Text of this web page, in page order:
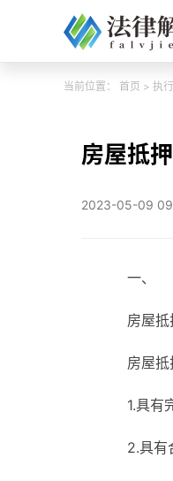
当前位置： 首页 > 执行
房屋抵
2023-05-09
一、
房屋
房屋抵
1.具有
2.具有